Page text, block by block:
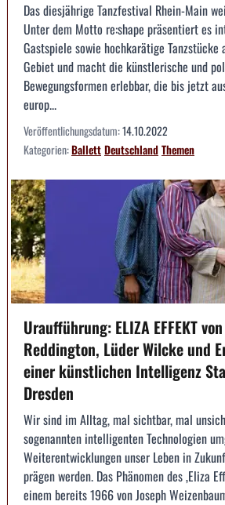
Das diesjährige Tanzfestival Rhein-Main
Unter dem Motto re:shape präsentiert es
Gastspiele sowie hochkarätige Tanzstücke
Gebiet und macht die künstlerische und
Bewegungsformen erlebbar, die bis jetzt
europ...
Veröffentlichungsdatum:14.10.2022
Kategorien:BallettDeutschlandThemen
Uraufführung: ELIZA EFFEKT
Reddington, Lüder Wilcke und
einer künstlichen Intelligenz
Dresden
Wir sind im Alltag, mal sichtbar, mal
sogenannten intelligenten Technologien
Weiterentwicklungen unser Leben in
prägen werden. Das Phänomen des ‚Eliza
einem bereits 1966 von Joseph